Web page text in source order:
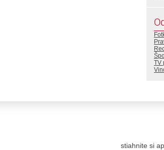
TV
stiahnite si